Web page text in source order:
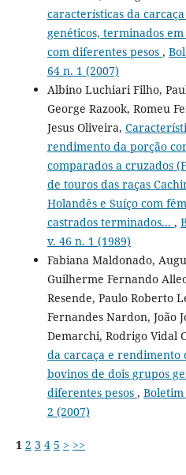
características da
genéticos, terminados
com diferentes pesos ,
64 n. 1 (2007)
Albino Luchiari Filho,
George Razook, Romeu
Jesus Oliveira,
rendimento da porção
comparados a cruzados
de touros das raças
Holandês e Suíço com
castrados terminados... ,
v. 46 n. 1 (1989)
Fabiana Maldonado,
Guilherme Fernando
Resende, Paulo Roberto
Fernandes Nardon, João
Demarchi, Rodrigo Vidal
da carcaça e rendimento
bovinos de dois grupos
diferentes pesos ,
2 (2007)
1 2 3 4 5 > >>